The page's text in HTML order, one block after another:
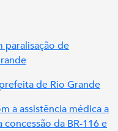
paralisação de
de Rio Grande
a assistência médica a
da BR-116 e